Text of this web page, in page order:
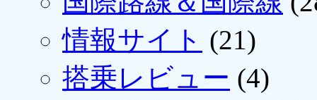
情報サイト (21)
搭乗レビュー (4)